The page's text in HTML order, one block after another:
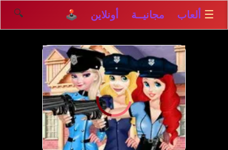
☰ ألعاب مجانيــة أونلاين 🕹️ 🔍
إلعــــب